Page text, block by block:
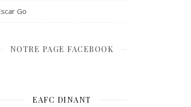
Go
NOTRE PAGE FACEBOOK
EAFC DINANT